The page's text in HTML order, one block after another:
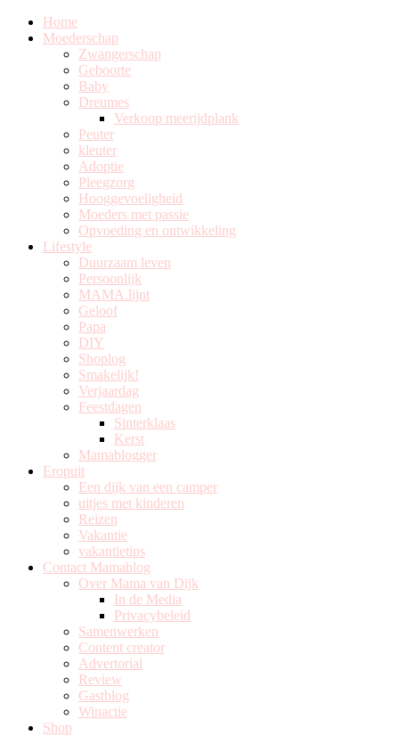
Home
Moederschap
Zwangerschap
Geboorte
Baby
Dreumes
Verkoop meerijdplank
Peuter
kleuter
Adoptie
Pleegzorg
Hooggevoeligheid
Moeders met passie
Opvoeding en ontwikkeling
Lifestyle
Duurzaam leven
Persoonlijk
MAMA.lijnt
Geloof
Papa
DIY
Shoplog
Smakelijk!
Verjaardag
Feestdagen
Sinterklaas
Kerst
Mamablogger
Eropuit
Een dijk van een camper
uitjes met kinderen
Reizen
Vakantie
vakantietips
Contact Mamablog
Over Mama van Dijk
In de Media
Privacybeleid
Samenwerken
Content creator
Advertorial
Review
Gastblog
Winactie
Shop